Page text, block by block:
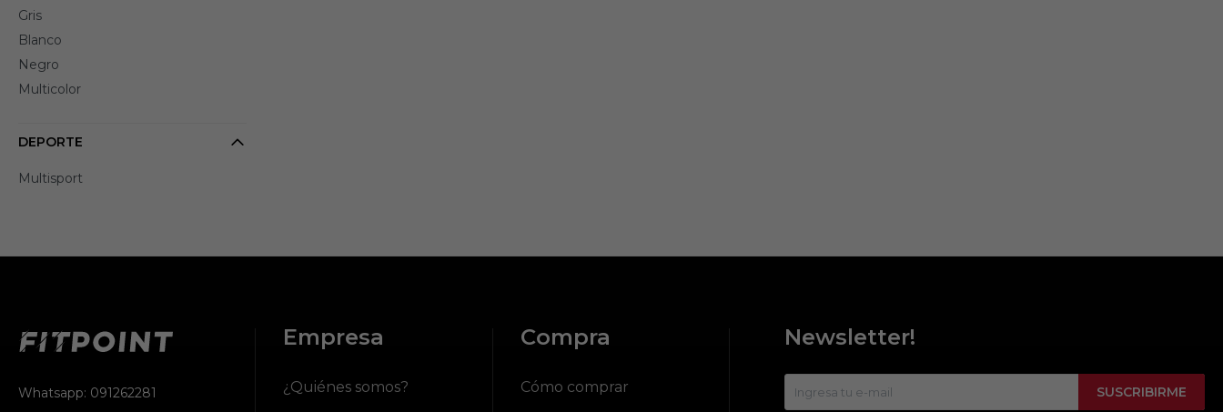
Gris
Blanco
Negro
Multicolor
DEPORTE
Multisport
Whatsapp: 091262281
Empresa
¿Quiénes somos?
Compra
Cómo comprar
Newsletter!
SUSCRIBIRME